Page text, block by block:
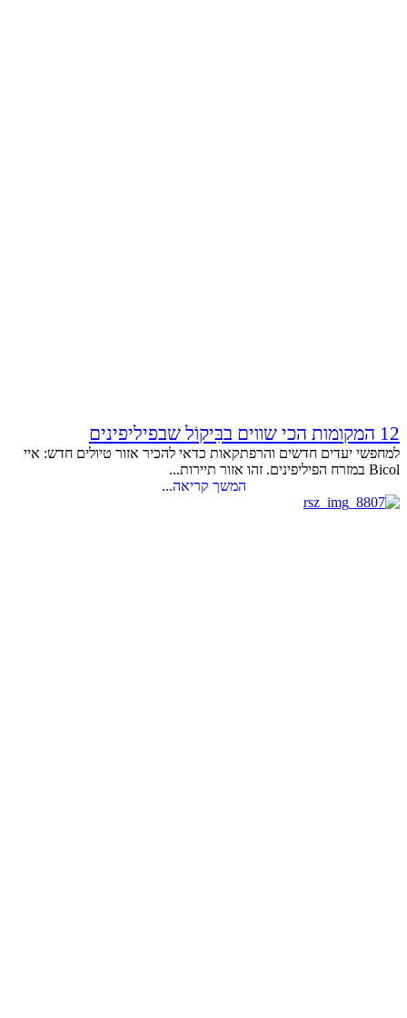
12 המקומות הכי שווים בבִּיקוֹל שבפיליפינים
למחפשי יעדים חדשים והרפתקאות כדאי להכיר אזור טיולים חדש: איי
Bicol במזרח הפיליפינים. זהו אזור תיירות...
המשך קריאה...